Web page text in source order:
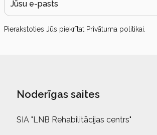
Pierakstoties Jūs piekrītat Privātuma politikai
Noderīgas saites
SIA "LNB Rehabilitācijas centrs"